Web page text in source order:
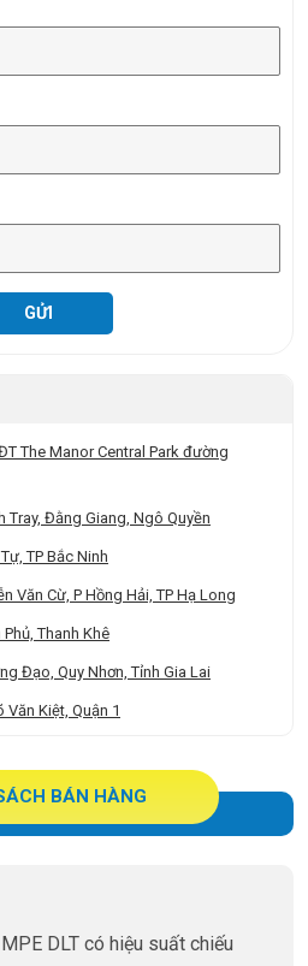
The Manor Central Park đường
Tray, Đằng Giang, Ngô Quyền
TP Bắc Ninh
Văn Cừ, P Hồng Hải, TP Hạ Long
Thanh Khê
Đạo, Quy Nhơn, Tỉnh Gia Lai
Văn Kiệt, Quận 1
BÁN HÀNG
DLT có hiệu suất chiếu